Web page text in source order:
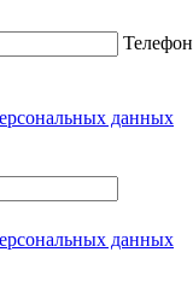
Телефон
данных
данных